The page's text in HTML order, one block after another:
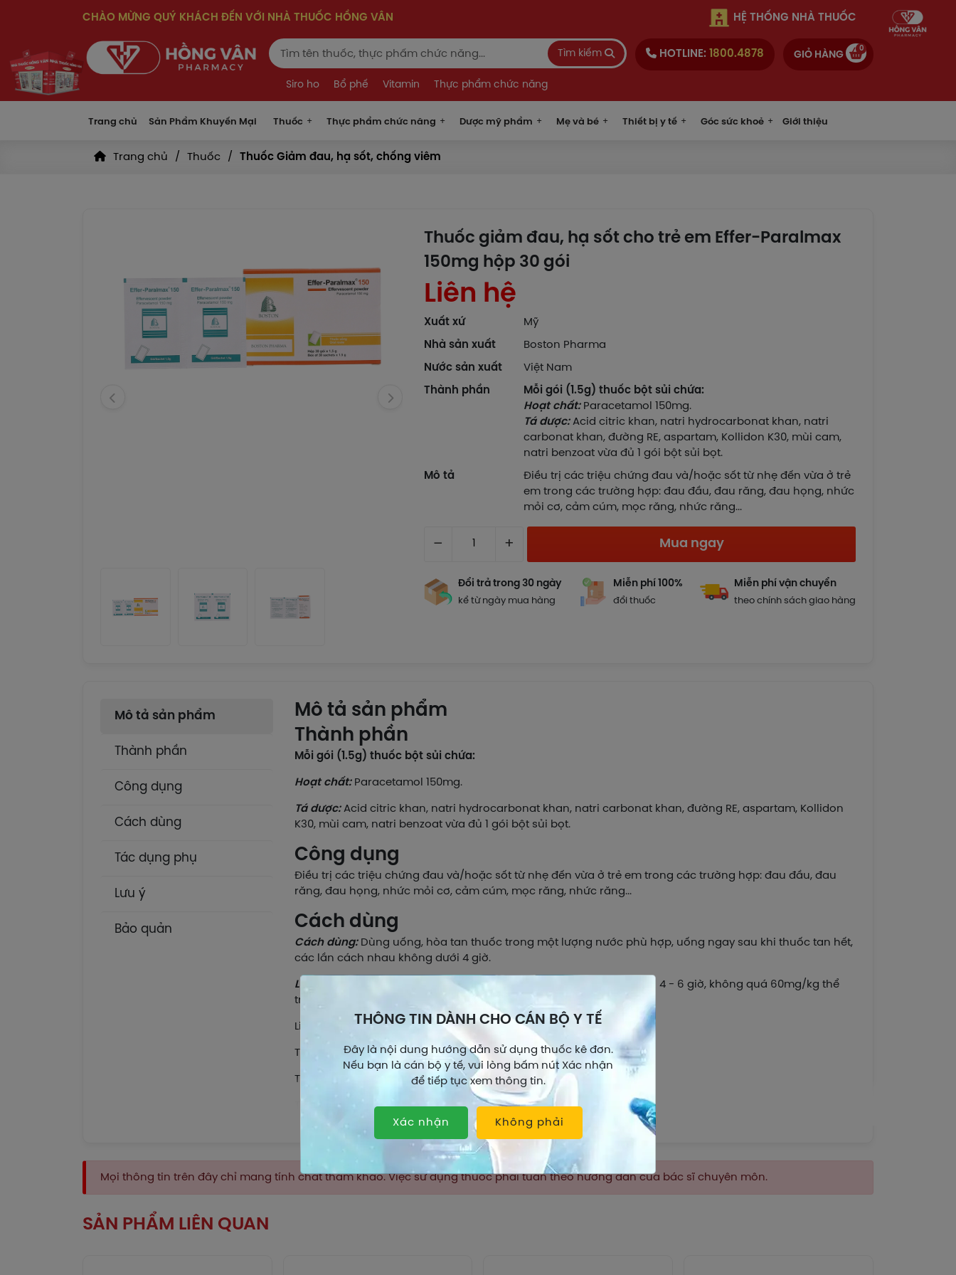
CHÀO MỪNG QUÝ KHÁCH ĐẾN VỚI NHÀ THUỐC HỒNG VÂN HỆ THỐNG NHÀ THUỐC
Tìm kiếm
Siro ho Bổ phế Vitamin Thực phẩm chức năng
HOTLINE: 1800.4878 GIỎ HÀNG
0
Trang chủ Sản Phẩm Khuyến Mại Thuốc Thực phẩm chức năng Dược mỹ phẩm Mẹ và bé Thiết bị y tế Góc sức khoẻ Giới thiệu
Trang chủ Thuốc Thuốc Giảm đau, hạ sốt, chống viêm
Thuốc giảm đau, hạ sốt cho trẻ em Effer-Paralmax
150mg hộp 30 gói
Liên hệ
Xuất xứ
Mỹ
Nhà sản xuất
Boston Pharma
Nước sản xuất
Việt Nam
Thành phần
Mỗi gói (1.5g) thuốc bột sủi chứa:
Hoạt chất:Paracetamol 150mg.
Tá dược:Acid citric khan, natri hydrocarbonat khan, natri
carbonat khan, đường RE, aspartam, Kollidon K30, mùi cam,
natri benzoat vừa đủ 1 gói bột sủi bọt.
Mô tả
Điều trị các triệu chứng đau và/hoặc sốt từ nhẹ đến vừa ở trẻ
em trong các trường hợp: đau đầu, đau răng, đau họng, nhức
mỏi cơ, cảm cúm, mọc răng, nhức răng...
– + Mua ngay
Đổi trả trong 30 ngày
kể từ ngày mua hàng
Miễn phí 100%
đổi thuốc
Miễn phí vận chuyển
theo chính sách giao hàng
Mô tả sản phẩm
Thành phần
Công dụng
Cách dùng
Tác dụng phụ
Lưu ý
Bảo quản
Mô tả sản phẩm
Thành phần
Mỗi gói (1.5g) thuốc bột sủi chứa:
Hoạt chất:Paracetamol 150mg.
Tá dược:Acid citric khan, natri hydrocarbonat khan, natri carbonat khan, đường RE, aspartam, Kollidon
K30, mùi cam, natri benzoat vừa đủ 1 gói bột sủi bọt.
Công dụng
Điều trị các triệu chứng đau và/hoặc sốt từ nhẹ đến vừa ở trẻ em trong các trường hợp: đau đầu, đau
răng, đau họng, nhức mỏi cơ, cảm cúm, mọc răng, nhức răng...
Cách dùng
Cách dùng:Dùng uống, hòa tan thuốc trong một lượng nước phù hợp, uống ngay sau khi thuốc tan hết,
các lần cách nhau không dưới 4 giờ.
Liều lượng:
Liều trung bình khuyến cáo: 10 - 15mg/kg thể trọng trong 4 - 6 giờ, không quá 60mg/kg thể
trọng trong 24 giờ.
Liều thông thường có thể sử dụng:
Trẻ em từ 2 đến 3 tuổi: 1 gói/lần.
Trẻ em từ 4 đến 5 tuổi: 1 ½ gói/lần.
Trẻ em từ 6 đến 8 tuổi: 2 gói/lần.
Trẻ em từ 9 đến 10 tuổi: 2 ½ gói/lần.
Trẻ em 11 tuổi: 3 gói/lần.
Hoặc dùng thuốc theo chỉ dẫn của thầy thuốc.
Xem thêm
Mọi thông tin trên đây chỉ mang tính chất tham khảo. Việc sử dụng thuốc phải tuân theo hướng dẫn của bác sĩ chuyên môn.
SẢN PHẨM LIÊN QUAN
THÔNG TIN DÀNH CHO CÁN BỘ Y TẾ
Đây là nội dung hướng dẫn sử dụng thuốc kê đơn.
Nếu bạn là cán bộ y tế, vui lòng bấm nút Xác nhận
để tiếp tục xem thông tin.
Xác nhận Không phải